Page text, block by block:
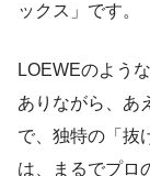
ックス」です。
LOEWEのよう
ありながら、あ
で、独特の「抜
は、まるでプロ